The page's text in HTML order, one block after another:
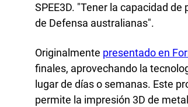
SPEE3D. "Tener la capacidad
de Defensa australianas".
Originalmente presentado en
finales, aprovechando la
lugar de días o semanas. Este
permite la impresión 3D de